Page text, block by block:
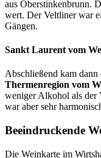
aus Oberstinkenbrunn.
wert. Der Veltliner war
Gängen.
Sankt Laurent vom
Abschließend kam dann
Thermenregion vom
weniger Alkohol als der
war aber sehr
Beeindruckende
Die Weinkarte im